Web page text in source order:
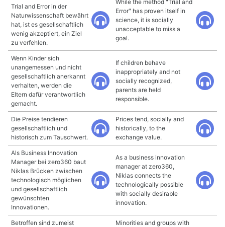
Trial and Error in der
Naturwissenschaft bewährt
hat, ist es gesellschaftlich
wenig akzeptiert, ein Ziel
zu verfehlen.
While the method "Trial and
Error" has proven itself in
science, it is socially
unacceptable to miss a
goal.
Wenn Kinder sich
unangemessen und nicht
gesellschaftlich anerkannt
verhalten, werden die
Eltern dafür verantwortlich
gemacht.
If children behave
inappropriately and not
socially recognized,
parents are held
responsible.
Die Preise tendieren
gesellschaftlich und
historisch zum Tauschwert.
Prices tend, socially and
historically, to the
exchange value.
Als Business Innovation
Manager bei zero360 baut
Niklas Brücken zwischen
technologisch möglichen
und gesellschaftlich
gewünschten
Innovationen.
As a business innovation
manager at zero360,
Niklas connects the
technologically possible
with socially desirable
innovation.
Betroffen sind zumeist
Minorities and groups with